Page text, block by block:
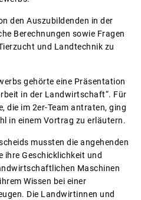
den Auszubildenden in der
Berechnungen sowie Fragen
und Landtechnik zu
gehörte eine Präsentation
in der Landwirtschaft“. Für
die im 2er-Team antraten, ging
in einem Vortrag zu erläutern.
mussten die angehenden
Geschicklichkeit und
Maschinen
Wissen bei einer
Die Landwirtinnen und